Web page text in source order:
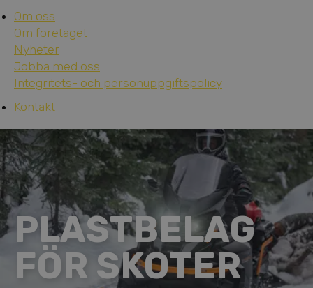
Om oss
Om företaget
Nyheter
Jobba med oss
Integritets- och personuppgiftspolicy
Kontakt
PLASTBELAG
FÖR SKOTER